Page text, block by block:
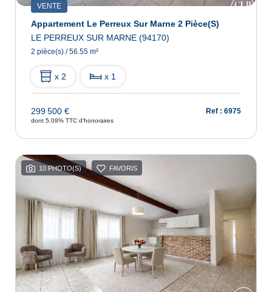
VENTE
Appartement Le Perreux Sur Marne 2 Pièce(s)
LE PERREUX SUR MARNE (94170)
2 pièce(s) / 56.55 m²
x 2 x 1
299 500 €
dont 5.09% TTC d'honoraires
Ref : 6975
10 PHOTO(S) FAVORIS